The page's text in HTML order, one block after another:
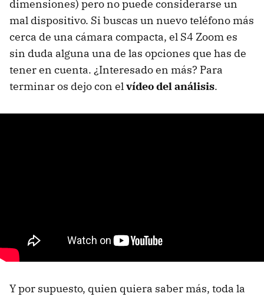
dimensiones) pero no puede considerarse un
mal dispositivo. Si buscas un nuevo teléfono más
cerca de una cámara compacta, el S4 Zoom es
sin duda alguna una de las opciones que has de
tener en cuenta. ¿Interesado en más? Para
terminar os dejo con elvídeo del análisis.
Y por supuesto, quien quiera saber más, toda la